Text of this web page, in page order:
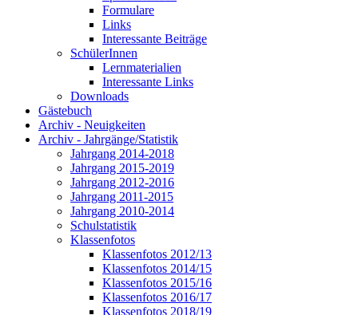
Formulare
Links
Interessante Beiträge
SchülerInnen
Lernmaterialien
Interessante Links
Downloads
Gästebuch
Archiv - Neuigkeiten
Archiv - Jahrgänge/Statistik
Jahrgang 2014-2018
Jahrgang 2015-2019
Jahrgang 2012-2016
Jahrgang 2011-2015
Jahrgang 2010-2014
Schulstatistik
Klassenfotos
Klassenfotos 2012/13
Klassenfotos 2014/15
Klassenfotos 2015/16
Klassenfotos 2016/17
Klassenfotos 2018/19